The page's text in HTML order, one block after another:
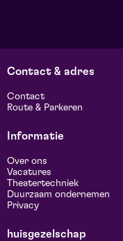
Contact & adres
Contact
Route & Parkeren
Informatie
Over ons
Vacatures
Theatertechniek
Duurzaam ondernemen
Privacy
huisgezelschap